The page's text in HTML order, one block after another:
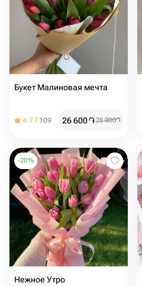
Букет Малиновая мечта
4.77 109 26 600֏28 000֏
-20%
Нежное Утро